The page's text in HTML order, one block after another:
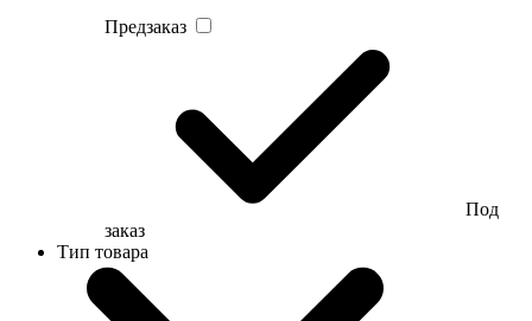
Предзаказ
Под
заказ
Тип товара